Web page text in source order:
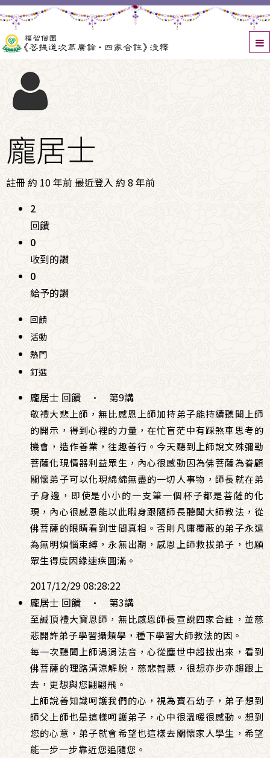
龐居士
註冊 約 10 年前 最近登入 約 8 年前
2
回饋
0
收到的讚
0
給予的讚
回饋
活動
熱門
釘選
龐居士 回饋 · 第9講
敬禮大悲上師，無比感恩上師加持弟子能持續聽聞上師
的開示，得到心裡的力量，在忙盲茫中有踩煞車思考的
機會，造作善業，往趣善行。今天聽到上師說文殊彌勒
菩薩化現情器利益眾生，內心很感動因為佛菩薩為眷顧
關懷弟子可以化現綿綿無盡的一切人事物，師長就在弟
子身邊，即使是小小的一支筆一個杯子都是菩薩的化
現，內心很感恩能以此暇身跟隨師長聽聞大師教法，從
佛菩薩的眼睛看到世間真相。否則凡庸覆蔽的弟子永遠
為無明煩惱束縛，永無出期，感恩上師救拔弟子，也願
眾生得度因緣速疾圓滿。
2017/12/29 08:28:22
龐居士 回饋
· 第3講
至誠頂禮大寶恩師，無比感恩師長宣說四家合註，並慈
悲開許弟子學習攝類學，種下學習大師教法的因。
每一次聽聞上師涓涓法音，心從塵世中超拔出來，看到
佛菩薩的理路清涼解脫，慈悲智慧，很想亦步亦趨跟上
去，更想與您翩翩飛。
上師說善知識呵護我們的心，視為寶石幼子，弟子想到
師父上師也是這樣呵護弟子，心中很溫暖很感動。想到
您的心意，弟子就會希望也這樣去關懷家人學生，希望
能一步一步靠近您追隨您。